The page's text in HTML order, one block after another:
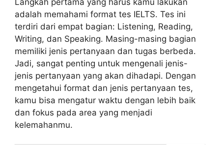
Langkah pertama yang harus kamu lakukan
adalah memahami format tes IELTS. Tes ini
terdiri dari empat bagian: Listening, Reading,
Writing, dan Speaking. Masing-masing bagian
memiliki jenis pertanyaan dan tugas berbeda.
Jadi, sangat penting untuk mengenali jenis-
jenis pertanyaan yang akan dihadapi. Dengan
mengetahui format dan jenis pertanyaan tes,
kamu bisa mengatur waktu dengan lebih baik
dan fokus pada area yang menjadi
kelemahanmu.